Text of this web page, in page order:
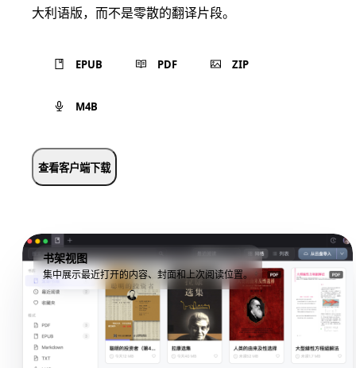
大利语版，而不是零散的翻译片段。
EPUB PDF ZIP
M4B
查看客户端下载
书架视图
集中展示最近打开的内容、封面和上次阅读位置。